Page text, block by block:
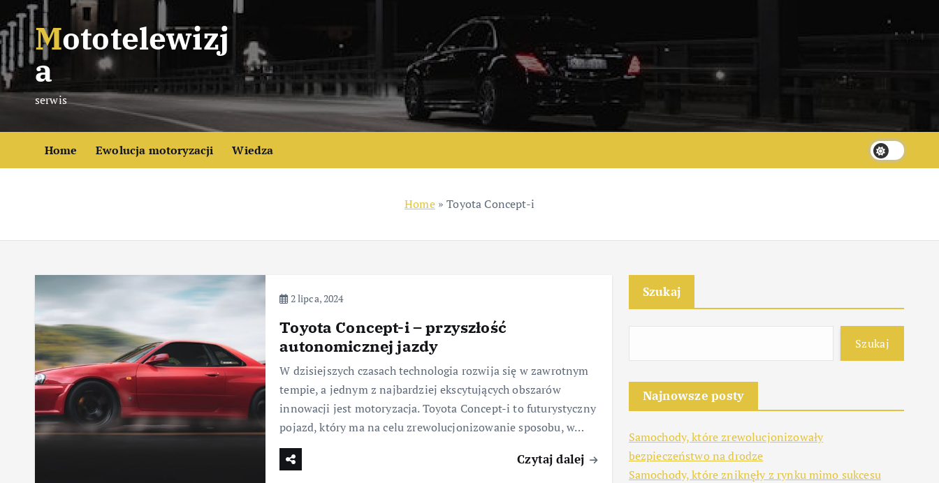
k
i
p
t
Mototelewizj
a
serwis
Home Ewolucja motoryzacji Wiedza
Home»Toyota Concept-i
2 lipca, 2024
Toyota Concept-i – przyszłość
autonomicznej jazdy
W dzisiejszych czasach technologia rozwija się w zawrotnym
tempie, a jednym z najbardziej ekscytujących obszarów
innowacji jest motoryzacja. Toyota Concept-i to futurystyczny
pojazd, który ma na celu zrewolucjonizowanie sposobu, w…
Czytaj dalej
Szukaj
Szukaj
Najnowsze posty
Samochody, które zrewolucjonizowały
bezpieczeństwo na drodze
Samochody, które zniknęły z rynku mimo sukcesu